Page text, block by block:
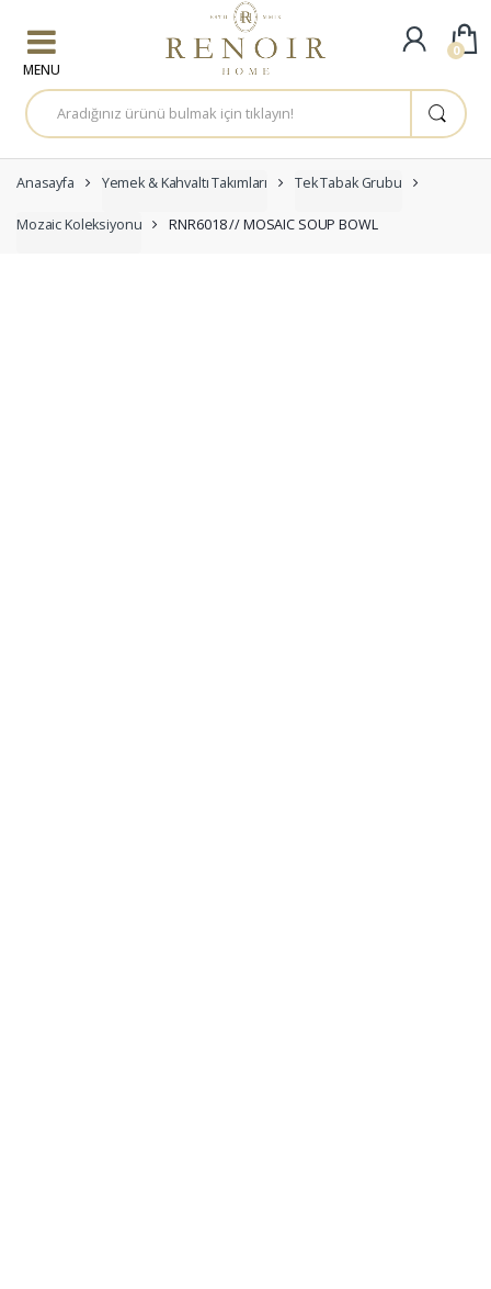
A
r
a
a
:
Anasayfa Yemek & Kahvaltı Takımları Tek Tabak Grubu
Mozaic Koleksiyonu RNR6018 // MOSAIC SOUP BOWL
0